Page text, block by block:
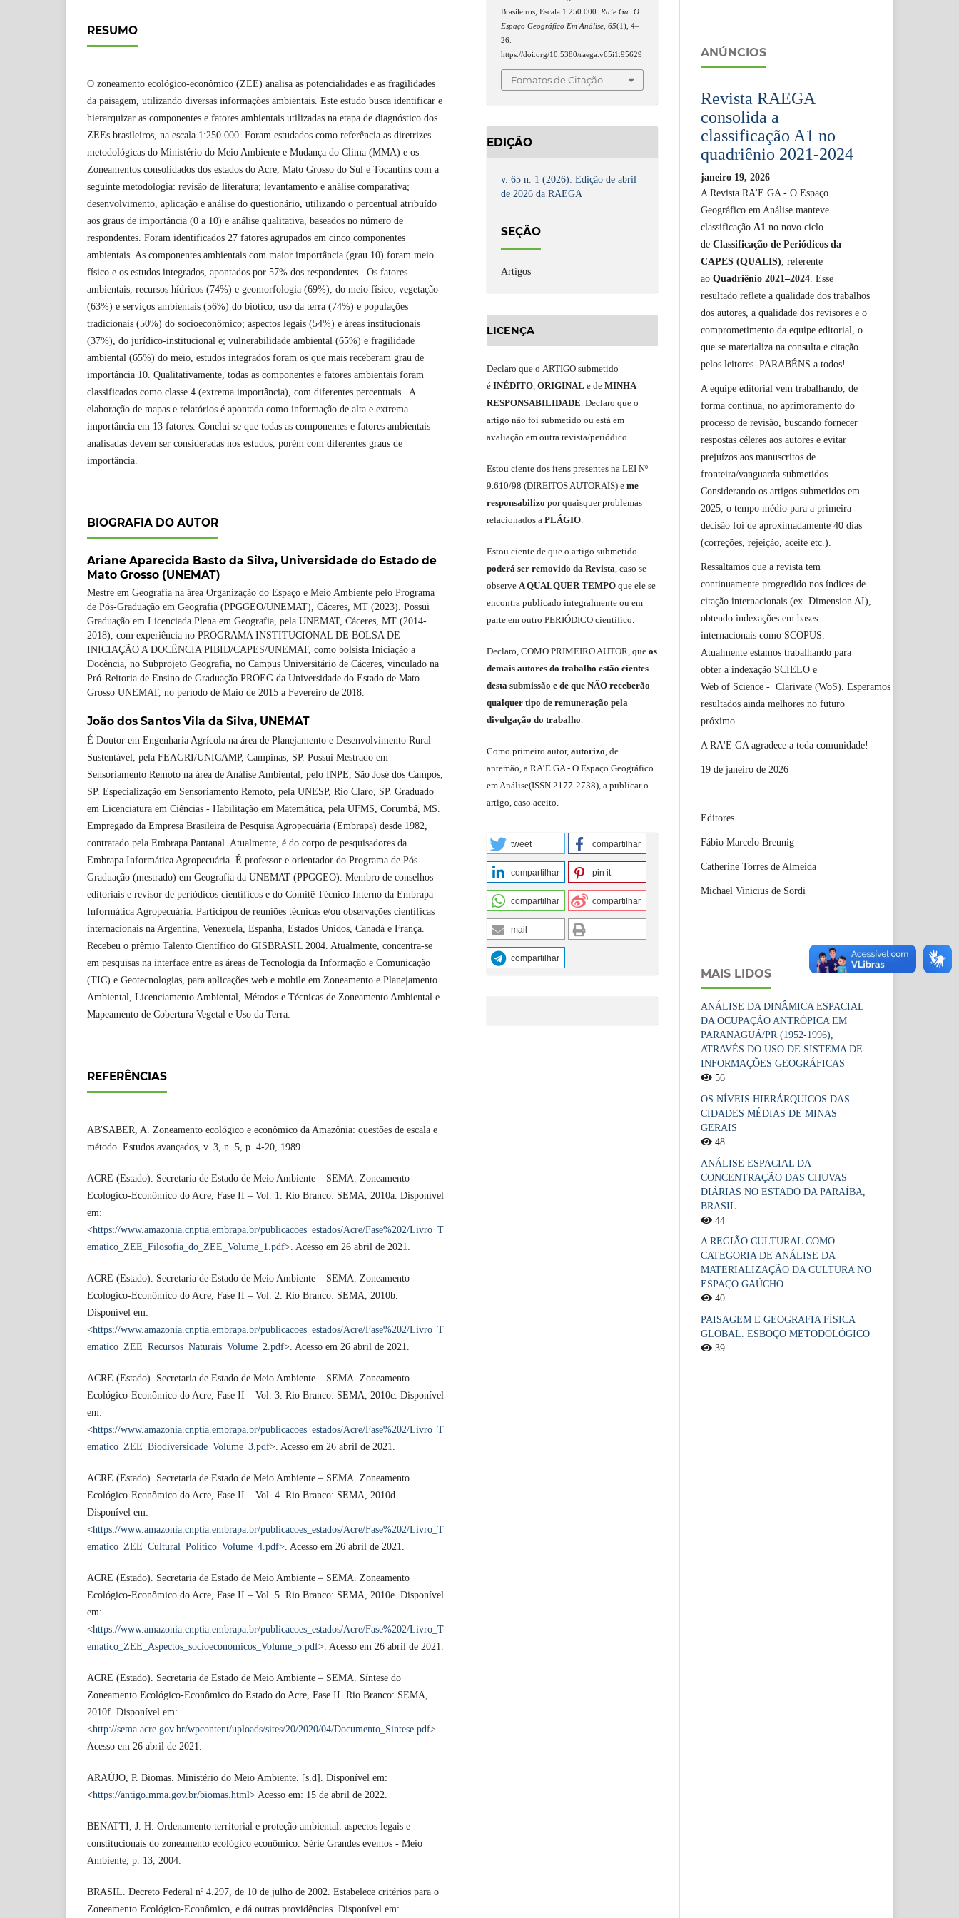
RESUMO
O zoneamento ecológico-econômico (ZEE) analisa as potencialidades e as fragilidades
da paisagem, utilizando diversas informações ambientais. Este estudo busca identificar e
hierarquizar as componentes e fatores ambientais utilizadas na etapa de diagnóstico dos
ZEEs brasileiros, na escala 1:250.000. Foram estudados como referência as diretrizes
metodológicas do Ministério do Meio Ambiente e Mudança do Clima (MMA) e os
Zoneamentos consolidados dos estados do Acre, Mato Grosso do Sul e Tocantins com a
seguinte metodologia: revisão de literatura; levantamento e análise comparativa;
desenvolvimento, aplicação e análise do questionário, utilizando o percentual atribuído
aos graus de importância (0 a 10) e análise qualitativa, baseados no número de
respondentes. Foram identificados 27 fatores agrupados em cinco componentes
ambientais. As componentes ambientais com maior importância (grau 10) foram meio
físico e os estudos integrados, apontados por 57% dos respondentes. Os fatores
ambientais, recursos hídricos (74%) e geomorfologia (69%), do meio físico; vegetação
(63%) e serviços ambientais (56%) do biótico; uso da terra (74%) e populações
tradicionais (50%) do socioeconômico; aspectos legais (54%) e áreas institucionais
(37%), do jurídico-institucional e; vulnerabilidade ambiental (65%) e fragilidade
ambiental (65%) do meio, estudos integrados foram os que mais receberam grau de
importância 10. Qualitativamente, todas as componentes e fatores ambientais foram
classificados como classe 4 (extrema importância), com diferentes percentuais. A
elaboração de mapas e relatórios é apontada como informação de alta e extrema
importância em 13 fatores. Conclui-se que todas as componentes e fatores ambientais
analisadas devem ser consideradas nos estudos, porém com diferentes graus de
importância.
BIOGRAFIA DO AUTOR
Ariane Aparecida Basto da Silva, Universidade do Estado de
Mato Grosso (UNEMAT)
Mestre em Geografia na área Organização do Espaço e Meio Ambiente pelo Programa
de Pós-Graduação em Geografia (PPGGEO/UNEMAT), Cáceres, MT (2023). Possui
Graduação em Licenciada Plena em Geografia, pela UNEMAT, Cáceres, MT (2014-
2018), com experiência no PROGRAMA INSTITUCIONAL DE BOLSA DE
INICIAÇÃO A DOCÊNCIA PIBID/CAPES/UNEMAT, como bolsista Iniciação a
Docência, no Subprojeto Geografia, no Campus Universitário de Cáceres, vinculado na
Pró-Reitoria de Ensino de Graduação PROEG da Universidade do Estado de Mato
Grosso UNEMAT, no período de Maio de 2015 a Fevereiro de 2018.
João dos Santos Vila da Silva, UNEMAT
É Doutor em Engenharia Agrícola na área de Planejamento e Desenvolvimento Rural
Sustentável, pela FEAGRI/UNICAMP, Campinas, SP. Possui Mestrado em
Sensoriamento Remoto na área de Análise Ambiental, pelo INPE, São José dos Campos,
SP. Especialização em Sensoriamento Remoto, pela UNESP, Rio Claro, SP. Graduado
em Licenciatura em Ciências - Habilitação em Matemática, pela UFMS, Corumbá, MS.
Empregado da Empresa Brasileira de Pesquisa Agropecuária (Embrapa) desde 1982,
contratado pela Embrapa Pantanal. Atualmente, é do corpo de pesquisadores da
Embrapa Informática Agropecuária. É professor e orientador do Programa de Pós-
Graduação (mestrado) em Geografia da UNEMAT (PPGGEO). Membro de conselhos
editoriais e revisor de periódicos científicos e do Comitê Técnico Interno da Embrapa
Informática Agropecuária. Participou de reuniões técnicas e/ou observações científicas
internacionais na Argentina, Venezuela, Espanha, Estados Unidos, Canadá e França.
Recebeu o prêmio Talento Científico do GISBRASIL 2004. Atualmente, concentra-se
em pesquisas na interface entre as áreas de Tecnologia da Informação e Comunicação
(TIC) e Geotecnologias, para aplicações web e mobile em Zoneamento e Planejamento
Ambiental, Licenciamento Ambiental, Métodos e Técnicas de Zoneamento Ambiental e
Mapeamento de Cobertura Vegetal e Uso da Terra.
REFERÊNCIAS
AB'SABER, A. Zoneamento ecológico e econômico da Amazônia: questões de escala e
método. Estudos avançados, v. 3, n. 5, p. 4-20, 1989.
ACRE (Estado). Secretaria de Estado de Meio Ambiente – SEMA. Zoneamento
Ecológico-Econômico do Acre, Fase II – Vol. 1. Rio Branco: SEMA, 2010a. Disponível
em:
<https://www.amazonia.cnptia.embrapa.br/publicacoes_estados/Acre/Fase%202/Livro_T
ematico_ZEE_Filosofia_do_ZEE_Volume_1.pdf>. Acesso em 26 abril de 2021.
ACRE (Estado). Secretaria de Estado de Meio Ambiente – SEMA. Zoneamento
Ecológico-Econômico do Acre, Fase II – Vol. 2. Rio Branco: SEMA, 2010b.
Disponível em:
<https://www.amazonia.cnptia.embrapa.br/publicacoes_estados/Acre/Fase%202/Livro_T
ematico_ZEE_Recursos_Naturais_Volume_2.pdf>. Acesso em 26 abril de 2021.
ACRE (Estado). Secretaria de Estado de Meio Ambiente – SEMA. Zoneamento
Ecológico-Econômico do Acre, Fase II – Vol. 3. Rio Branco: SEMA, 2010c. Disponível
em:
<https://www.amazonia.cnptia.embrapa.br/publicacoes_estados/Acre/Fase%202/Livro_T
ematico_ZEE_Biodiversidade_Volume_3.pdf>. Acesso em 26 abril de 2021.
ACRE (Estado). Secretaria de Estado de Meio Ambiente – SEMA. Zoneamento
Ecológico-Econômico do Acre, Fase II – Vol. 4. Rio Branco: SEMA, 2010d.
Disponível em:
<https://www.amazonia.cnptia.embrapa.br/publicacoes_estados/Acre/Fase%202/Livro_T
ematico_ZEE_Cultural_Politico_Volume_4.pdf>. Acesso em 26 abril de 2021.
ACRE (Estado). Secretaria de Estado de Meio Ambiente – SEMA. Zoneamento
Ecológico-Econômico do Acre, Fase II – Vol. 5. Rio Branco: SEMA, 2010e. Disponível
em:
<https://www.amazonia.cnptia.embrapa.br/publicacoes_estados/Acre/Fase%202/Livro_T
ematico_ZEE_Aspectos_socioeconomicos_Volume_5.pdf>. Acesso em 26 abril de 2021.
ACRE (Estado). Secretaria de Estado de Meio Ambiente – SEMA. Síntese do
Zoneamento Ecológico-Econômico do Estado do Acre, Fase II. Rio Branco: SEMA,
2010f. Disponível em:
<http://sema.acre.gov.br/wpcontent/uploads/sites/20/2020/04/Documento_Sintese.pdf>.
Acesso em 26 abril de 2021.
ARAÚJO, P. Biomas. Ministério do Meio Ambiente. [s.d]. Disponível em:
<https://antigo.mma.gov.br/biomas.html> Acesso em: 15 de abril de 2022.
BENATTI, J. H. Ordenamento territorial e proteção ambiental: aspectos legais e
constitucionais do zoneamento ecológico econômico. Série Grandes eventos - Meio
Ambiente, p. 13, 2004.
BRASIL. Decreto Federal nº 4.297, de 10 de julho de 2002. Estabelece critérios para o
Zoneamento Ecológico-Econômico, e dá outras providências. Disponível em:
Brasileiros, Escala 1:250.000. Ra’e Ga: O
Espaço Geográfico Em Análise ,65(1), 4–
26.
https://doi.org/10.5380/raega.v65i1.95629
Fomatos de Citação
EDIÇÃO
v. 65 n. 1 (2026): Edição de abril
de 2026 da RAEGA
SEÇÃO
Artigos
LICENÇA
Declaro que o ARTIGO submetido
é INÉDITO, ORIGINAL e de MINHA
RESPONSABILIDADE. Declaro que o
artigo não foi submetido ou está em
avaliação em outra revista/periódico.
Estou ciente dos itens presentes na LEI Nº
9.610/98 (DIREITOS AUTORAIS) e me
responsabilizo por quaisquer problemas
relacionados a PLÁGIO.
Estou ciente de que o artigo submetido
poderá ser removido da Revista, caso se
observe A QUALQUER TEMPO que ele se
encontra publicado integralmente ou em
parte em outro PERIÓDICO científico.
Declaro, COMO PRIMEIRO AUTOR, que os
demais autores do trabalho estão cientes
desta submissão e de que NÃO receberão
qualquer tipo de remuneração pela
divulgação do trabalho.
Como primeiro autor, autorizo, de
antemão, a RA’E GA - O Espaço Geográfico
em Análise(ISSN 2177-2738), a publicar o
artigo, caso aceito.
tweet compartilhar
compartilhar pin it
compartilhar compartilhar
mail
compartilhar
ANÚNCIOS
Revista RAEGA
consolida a
classificação A1 no
quadriênio 2021-2024
janeiro 19, 2026
A Revista RA'E GA - O Espaço
Geográfico em Análise manteve
classificação A1 no novo ciclo
de Classificação de Periódicos da
CAPES (QUALIS) , referente
ao Quadriênio 2021–2024 . Esse
resultado reflete a qualidade dos trabalhos
dos autores, a qualidade dos revisores e o
comprometimento da equipe editorial, o
que se materializa na consulta e citação
pelos leitores. PARABÉNS a todos!
A equipe editorial vem trabalhando, de
forma contínua, no aprimoramento do
processo de revisão, buscando fornecer
respostas céleres aos autores e evitar
prejuízos aos manuscritos de
fronteira/vanguarda submetidos.
Considerando os artigos submetidos em
2025, o tempo médio para a primeira
decisão foi de aproximadamente 40 dias
(correções, rejeição, aceite etc.).
Ressaltamos que a revista tem
continuamente progredido nos índices de
citação internacionais (ex. Dimension AI),
obtendo indexações em bases
internacionais como SCOPUS.
Atualmente estamos trabalhando para
obter a indexação SCIELO e
Web of Science - Clarivate (WoS). Esperamos
resultados ainda melhores no futuro
próximo.
A RA'E GA agradece a toda comunidade!
19 de janeiro de 2026
Editores
Fábio Marcelo Breunig
Catherine Torres de Almeida
Michael Vinicius de Sordi
MAIS LIDOS
ANÁLISE DA DINÂMICA ESPACIAL
DA OCUPAÇÃO ANTRÓPICA EM
PARANAGUÁ/PR (1952-1996),
ATRAVÉS DO USO DE SISTEMA DE
INFORMAÇÕES GEOGRÁFICAS
56
OS NÍVEIS HIERÁRQUICOS DAS
CIDADES MÉDIAS DE MINAS
GERAIS
48
ANÁLISE ESPACIAL DA
CONCENTRAÇÃO DAS CHUVAS
DIÁRIAS NO ESTADO DA PARAÍBA,
BRASIL
44
A REGIÃO CULTURAL COMO
CATEGORIA DE ANÁLISE DA
MATERIALIZAÇÃO DA CULTURA NO
ESPAÇO GAÚCHO
40
PAISAGEM E GEOGRAFIA FÍSICA
GLOBAL. ESBOÇO METODOLÓGICO
39